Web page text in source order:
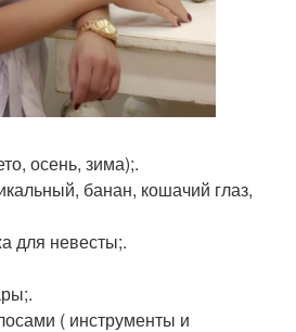
осень, зима);.
банан, кошачий глаз,
для невесты;.
( инструменты и